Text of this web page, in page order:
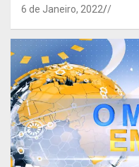
6 de Janeiro, 2022 /